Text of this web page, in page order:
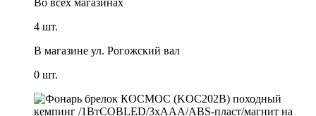
4 шт.
В магазине ул. Рогожский вал
0 шт.